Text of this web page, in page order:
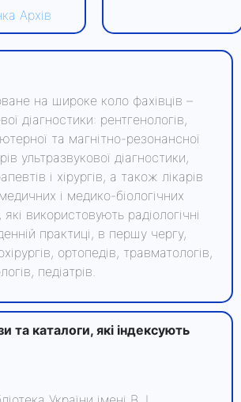
Архів
на широке коло фахівців –
діагностики: рентгенологів,
та магнітно-резонансної
ультразвукової діагностики,
і хірургів, а також лікарів
і медико-біологічних
використовують радіологічні
практиці, в першу чергу,
ортопедів, травматологів,
педіатрів.
та каталоги, які індексують